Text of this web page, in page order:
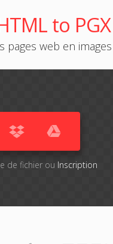
to
pages web en
de fichier ou Inscription